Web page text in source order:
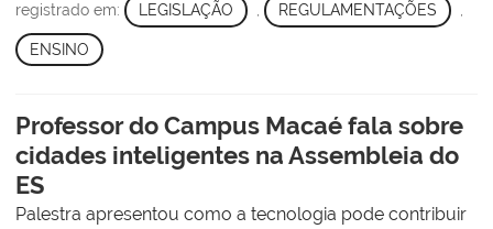
registrado em: LEGISLAÇÃO , REGULAMENTAÇÕES ,
ENSINO
Professor do Campus Macaé fala sobre
cidades inteligentes na Assembleia do
ES
Palestra apresentou como a tecnologia pode contribuir